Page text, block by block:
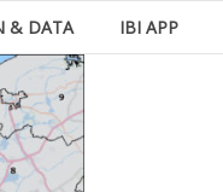
& DATA IBI APP